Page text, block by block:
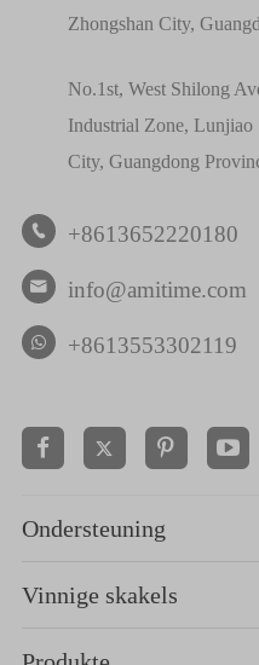
Zhongshan City,
No.1st, West Shilong
Industrial Zone, Lunjiao
City, Guangdong
 +8613652220180
 info@amitime.com
+8613553302119

Ondersteuning
Vinnige skakels